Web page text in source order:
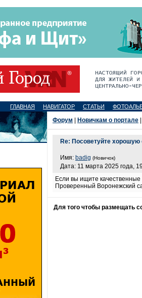
ГЛАВНАЯ НАВИГАТОР СТАТЬИ
Форум Новичкам о портале
Re: Посоветуйте хорошую
Имя: badig (Новичок)
Дата: 11 марта 2025 года,
Если вы ищите качественные
Проверенный Воронежский
Для того чтобы размещать